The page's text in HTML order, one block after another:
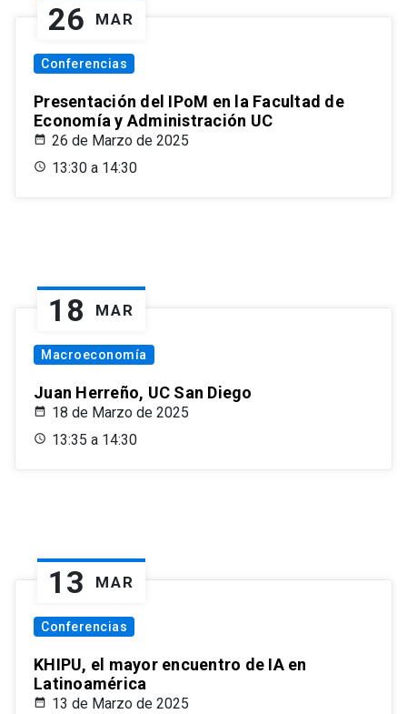
26 MAR
Conferencias
Presentación del IPoM en la Facultad de
Economía y Administración UC
26 de Marzo de 2025
13:30 a 14:30
18 MAR
Macroeconomía
Juan Herreño, UC San Diego
18 de Marzo de 2025
13:35 a 14:30
13 MAR
Conferencias
KHIPU, el mayor encuentro de IA en
Latinoamérica
13 de Marzo de 2025